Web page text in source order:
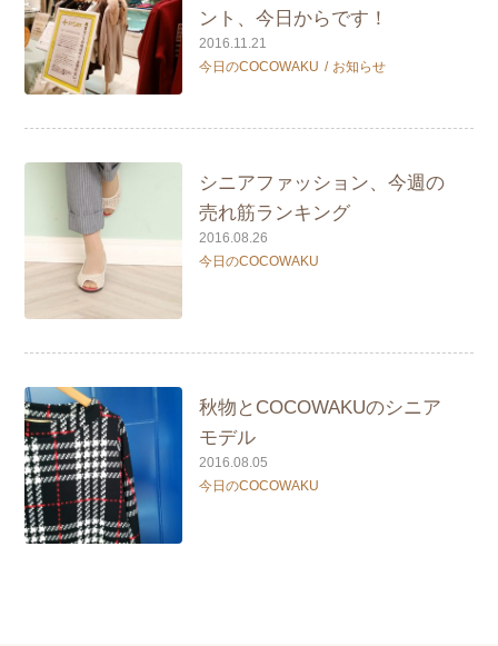
ント、今日からです！
2016.11.21
今日のCOCOWAKU
お知らせ
シニアファッション、今週の
売れ筋ランキング
2016.08.26
今日のCOCOWAKU
秋物とCOCOWAKUのシニア
モデル
2016.08.05
今日のCOCOWAKU